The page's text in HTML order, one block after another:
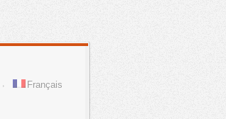
Français